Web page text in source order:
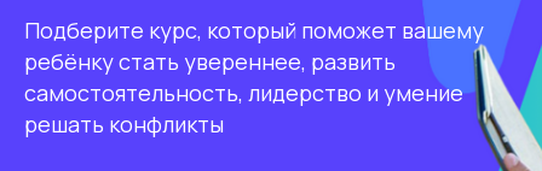
Подберите курс, который поможет вашему
ребёнку стать увереннее, развить
самостоятельность, лидерство и умение
решать конфликты